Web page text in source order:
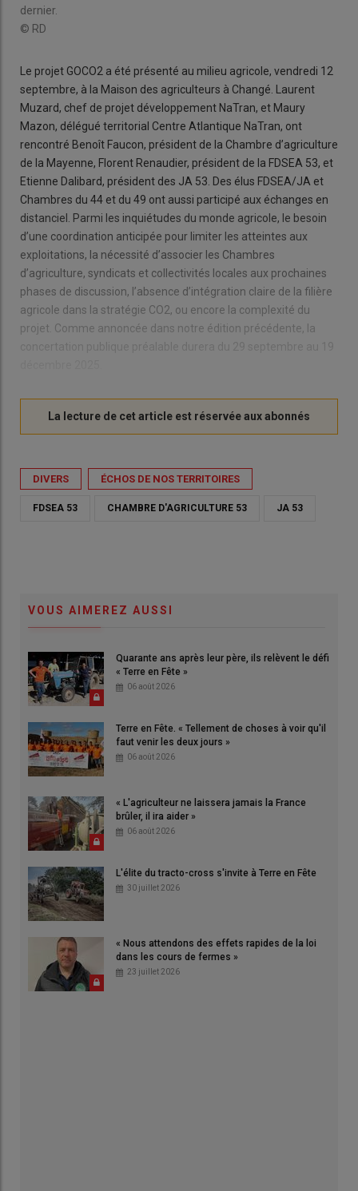
dernier.
© RD
Le projet GOCO2 a été présenté au milieu agricole, vendredi 12
septembre, à la Maison des agriculteurs à Changé. Laurent
Muzard, chef de projet développement NaTran, et Maury
Mazon, délégué territorial Centre Atlantique NaTran, ont
rencontré Benoît Faucon, président de la Chambre d’agriculture
de la Mayenne, Florent Renaudier, président de la FDSEA 53, et
Etienne Dalibard, président des JA 53. Des élus FDSEA/JA et
Chambres du 44 et du 49 ont aussi participé aux échanges en
distanciel. Parmi les inquiétudes du monde agricole, le besoin
d’une coordination anticipée pour limiter les atteintes aux
exploitations, la nécessité d’associer les Chambres
d’agriculture, syndicats et collectivités locales aux prochaines
phases de discussion, l’absence d’intégration claire de la filière
agricole dans la stratégie CO2, ou encore la complexité du
projet. Comme annoncée dans notre édition précédente, la
DIVERS ÉCHOS DE NOS TERRITOIRES
FDSEA 53 CHAMBRE D'AGRICULTURE 53 JA 53
VOUS AIMEREZ AUSSI
Quarante ans après leur père, ils relèvent le défi
« Terre en Fête »
06 août 2026
Terre en Fête. « Tellement de choses à voir qu'il
faut venir les deux jours »
06 août 2026
« L'agriculteur ne laissera jamais la France
brûler, il ira aider »
06 août 2026
L'élite du tracto-cross s'invite à Terre en Fête
30 juillet 2026
« Nous attendons des effets rapides de la loi
dans les cours de fermes »
23 juillet 2026